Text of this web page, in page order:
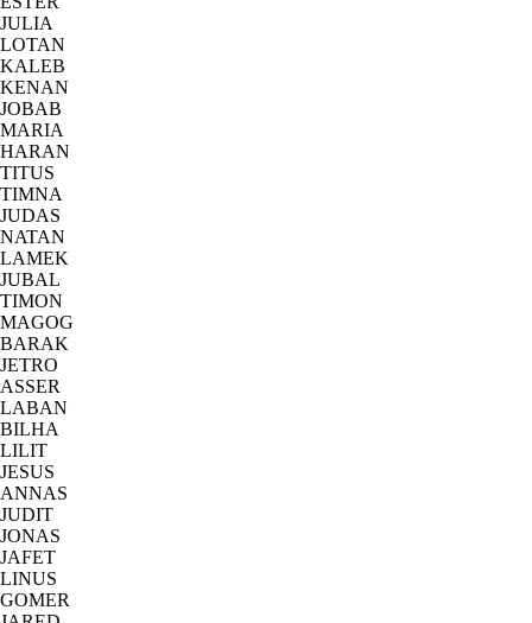
JULIA
LOTAN
KALEB
KENAN
JOBAB
MARIA
HARAN
TITUS
TIMNA
JUDAS
NATAN
LAMEK
JUBAL
TIMON
MAGOG
BARAK
JETRO
ASSER
LABAN
BILHA
LILIT
JESUS
ANNAS
JUDIT
JONAS
JAFET
LINUS
GOMER